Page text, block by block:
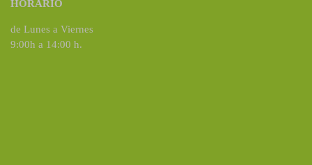
HORARIO
de Lunes a Viernes
9:00h a 14:00 h.